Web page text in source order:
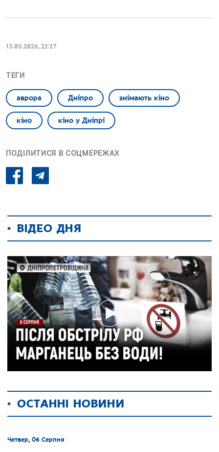
13.05.2026, 22:27
ТЕГИ
аврора Дніпро знімають кіно
кіно кіно у Дніпрі
ПОДІЛИТИСЯ В СОЦМЕРЕЖАХ
ВІДЕО ДНЯ
ОСТАННІ НОВИНИ
Четвер, 06 Серпня